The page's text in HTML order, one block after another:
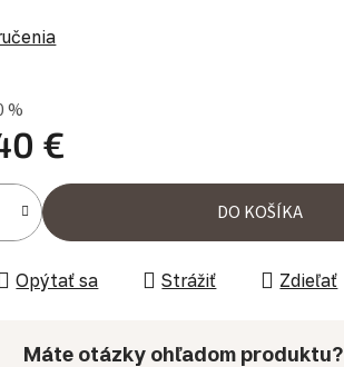
%
€
DO KOŠÍKA
Opýtať sa Strážiť Zdieľať
Máte otázky ohľadom produktu?